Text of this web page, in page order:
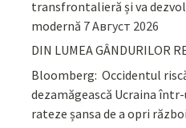
transfrontalieră și va
modernă 7 Август 2026
DIN LUMEA GÂNDURILOR
Bloomberg: Occidentul
dezamăgească Ucraina
rateze șansa de a opri